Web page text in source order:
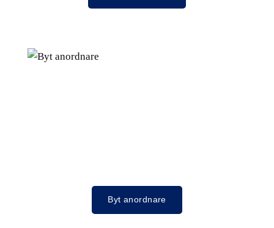
Byt anordnare